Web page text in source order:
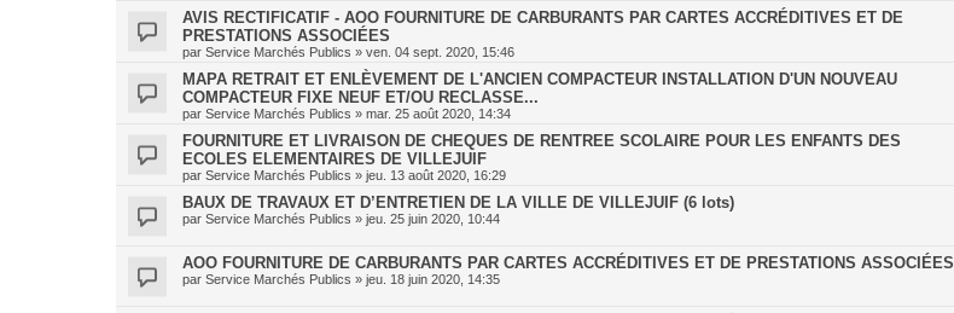
AVIS RECTIFICATIF - AOO FOURNITURE DE CARBURANTS PAR CARTES ACCRÉDITIVES ET DE
PRESTATIONS ASSOCIÉES
par Service Marchés Publics » ven. 04 sept. 2020, 15:46
MAPA RETRAIT ET ENLÈVEMENT DE L'ANCIEN COMPACTEUR INSTALLATION D'UN NOUVEAU
COMPACTEUR FIXE NEUF ET/OU RECLASSE...
par Service Marchés Publics » mar. 25 août 2020, 14:34
FOURNITURE ET LIVRAISON DE CHEQUES DE RENTREE SCOLAIRE POUR LES ENFANTS DES
ECOLES ELEMENTAIRES DE VILLEJUIF
par Service Marchés Publics » jeu. 13 août 2020, 16:29
BAUX DE TRAVAUX ET D’ENTRETIEN DE LA VILLE DE VILLEJUIF (6 lots)
par Service Marchés Publics » jeu. 25 juin 2020, 10:44
AOO FOURNITURE DE CARBURANTS PAR CARTES ACCRÉDITIVES ET DE PRESTATIONS ASSOCIÉES
par Service Marchés Publics » jeu. 18 juin 2020, 14:35